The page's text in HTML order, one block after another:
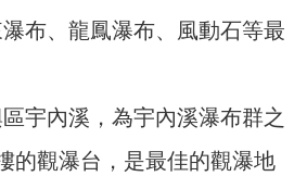
布、龍鳳瀑布、風動石等最
宇內溪，為宇內溪瀑布群之
的觀瀑台，是最佳的觀瀑地